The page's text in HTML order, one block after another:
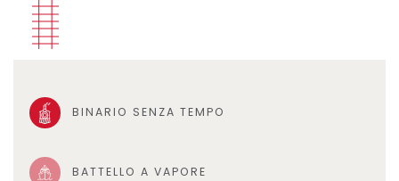
BINARIO SENZA TEMPO
BATTELLO A VAPORE